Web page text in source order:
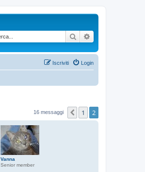
Cerca
Login
Iscriviti
16 messaggi Precedente
1 2
Vanna
Senior member